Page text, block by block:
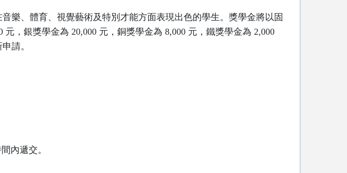
樂、體育、視覺藝術及特別才能方面表現出色的學生。獎學金將以固
，銀獎學金為 20,000 元，銅獎學金為 8,000 元，鐵獎學金為 2,000
請。
內遞交。